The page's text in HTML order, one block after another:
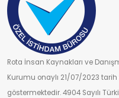
Rota İnsan Kaynakları ve
Kurumu onaylı 21/07/2023
göstermektedir. 4904 Sayılı